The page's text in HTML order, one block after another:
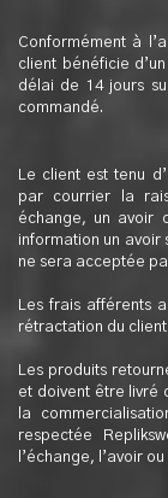
Conformément à
client bénéficie
délai de 14 jours
commandé.
Le client est tenu
par courrier la
échange, un avoir
information un avoir
ne sera acceptée
Les frais afférents
rétractation du
Les produits
et doivent être livré
la
respectée
l’échange, l’avoir